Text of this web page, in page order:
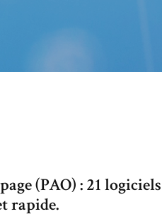
(PAO) : 21
rapide.